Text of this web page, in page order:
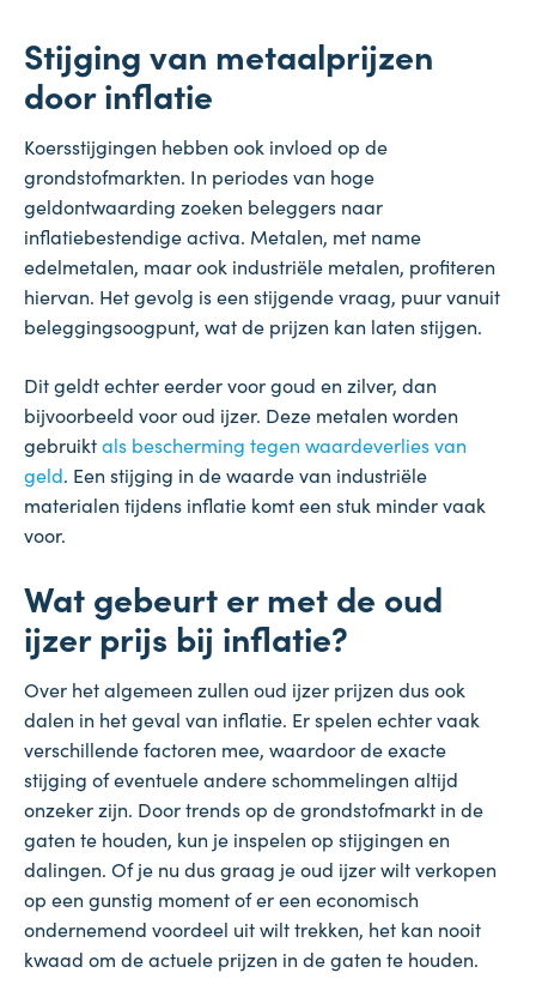
Stijging van metaalprijzen
door inflatie
Koersstijgingen hebben ook invloed op de
grondstofmarkten. In periodes van hoge
geldontwaarding zoeken beleggers naar
inflatiebestendige activa. Metalen, met name
edelmetalen, maar ook industriële metalen, profiteren
hiervan. Het gevolg is een stijgende vraag, puur vanuit
beleggingsoogpunt, wat de prijzen kan laten stijgen.
Dit geldt echter eerder voor goud en zilver, dan
bijvoorbeeld voor oud ijzer. Deze metalen worden
gebruiktals bescherming tegen waardeverlies van
geld. Een stijging in de waarde van industriële
materialen tijdens inflatie komt een stuk minder vaak
voor.
Wat gebeurt er met de oud
ijzer prijs bij inflatie?
Over het algemeen zullen oud ijzer prijzen dus ook
dalen in het geval van inflatie. Er spelen echter vaak
verschillende factoren mee, waardoor de exacte
stijging of eventuele andere schommelingen altijd
onzeker zijn. Door trends op de grondstofmarkt in de
gaten te houden, kun je inspelen op stijgingen en
dalingen. Of je nu dus graag je oud ijzer wilt verkopen
op een gunstig moment of er een economisch
ondernemend voordeel uit wilt trekken, het kan nooit
kwaad om de actuele prijzen in de gaten te houden.